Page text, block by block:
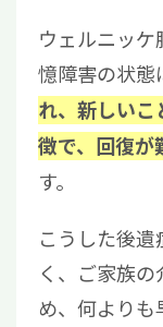
ウェルニッ
憶障害の状態
れ、新しい
徴で、回復が
す。
こうした後
く、ご家族
め、何より